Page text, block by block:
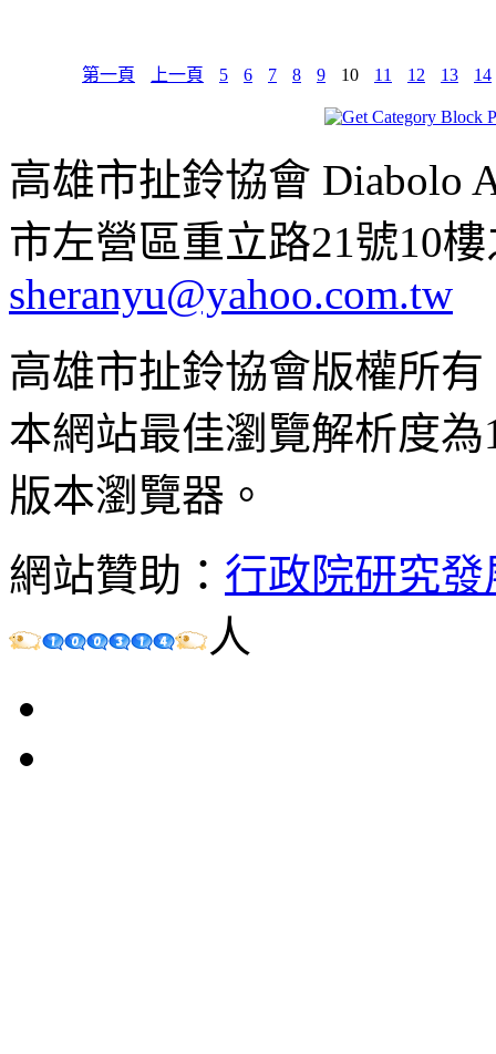
第一頁 上一頁 5 6 7 8 9 10 11 12 13 14
高雄市扯鈴協會 Diabolo
市左營區重立路21號10
sheranyu@yahoo.com.tw
高雄市扯鈴協會版權所
本網站最佳瀏覽解析度
版本瀏覽器。
網站贊助： 行政院研究
人